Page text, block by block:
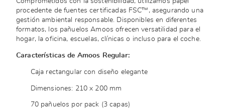
procedente de fuentes certificadas FSC™, asegurando una
gestión ambiental responsable. Disponibles en diferentes
formatos, los pañuelos Amoos ofrecen versatilidad para el
hogar, la oficina, escuelas, clínicas o incluso para el coche.
Características de Amoos Regular:
Caja rectangular con diseño elegante
Dimensiones: 210 x 200 mm
70 pañuelos por pack (3 capas)